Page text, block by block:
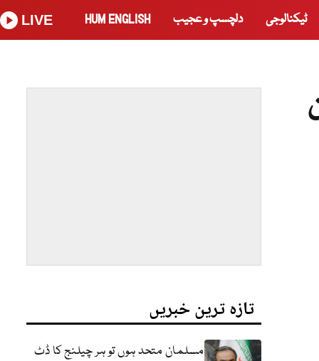
ٹیکنالوجی دلچسپ و عجیب HUM ENGLISH
LIVE
تازہ ترین خبریں
مسلمان متحد ہوں تو ہر چیلنج کا ڈٹ